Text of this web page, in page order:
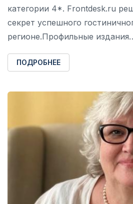
категории 4*. Frontdesk.ru
секрет успешного
регионе.Профильные
ПОДРОБНЕЕ